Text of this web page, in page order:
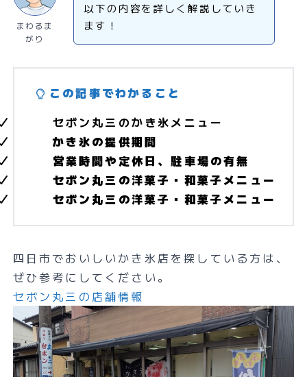
まわるま
がり
以下の内容を詳しく解説していき
ます！
この記事でわかること
セボン丸三のかき氷メニュー
かき氷の提供期間
営業時間や定休日、駐車場の有無
セボン丸三の洋菓子・和菓子メニュー
セボン丸三の洋菓子・和菓子メニュー
四日市でおいしいかき氷店を探している方は、
ぜひ参考にしてください。
セボン丸三の店舗情報